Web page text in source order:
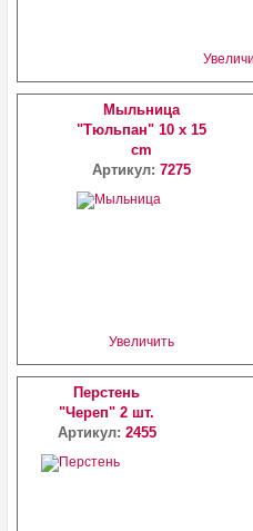
Мыльница
"Тюльпан" 10 x 15
cm
Артикул: 7275
Увеличить
Перстень
"Череп" 2 шт.
Артикул: 2455